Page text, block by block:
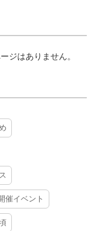
ジはありません。
催イベント